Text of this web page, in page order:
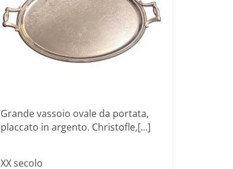
Grande vassoio ovale da portata,
placcato in argento. Christofle,[...]
XX secolo